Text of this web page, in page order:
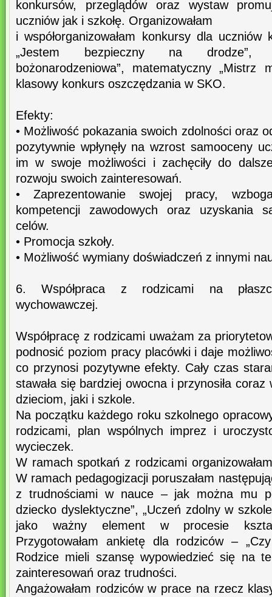
konkursów, przeglądów oraz wystaw
uczniów jak i szkołę. Organizowałam
i współorganizowałam konkursy dla
„Jestem bezpieczny na drodze”,
bożonarodzeniowa”, matematyczny „Mistrz
klasowy konkurs oszczędzania w SKO.
Efekty:
• Możliwość pokazania swoich zdolności oraz
pozytywnie wpłynęły na wzrost samooceny
im w swoje możliwości i zachęciły do
rozwoju swoich zainteresowań.
• Zaprezentowanie swojej pracy,
kompetencji zawodowych oraz uzyskania
celów.
• Promocja szkoły.
• Możliwość wymiany doświadczeń z innymi
6. Współpraca z rodzicami na
wychowawczej.
Współpracę z rodzicami uważam za
podnosić poziom pracy placówki i daje
co przynosi pozytywne efekty. Cały czas
stawała się bardziej owocna i przynosiła
dzieciom, jaki i szkole.
Na początku każdego roku szkolnego
rodzicami, plan wspólnych imprez i
wycieczek.
W ramach spotkań z rodzicami
W ramach pedagogizacji poruszałam
z trudnościami w nauce – jak można mu
dziecko dyslektyczne”, „Uczeń zdolny w
jako ważny element w procesie
Przygotowałam ankietę dla rodziców –
Rodzice mieli szansę wypowiedzieć się na
zainteresowań oraz trudności.
Angażowałam rodziców w prace na rzecz